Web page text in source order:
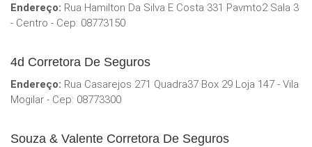
Endereço: Rua Hamilton Da Silva E Costa 331 Pavmto2 Sala 3
- Centro - Cep: 08773150
4d Corretora De Seguros
Endereço: Rua Casarejos 271 Quadra37 Box 29 Loja 147 - Vila
Mogilar - Cep: 08773300
Souza & Valente Corretora De Seguros